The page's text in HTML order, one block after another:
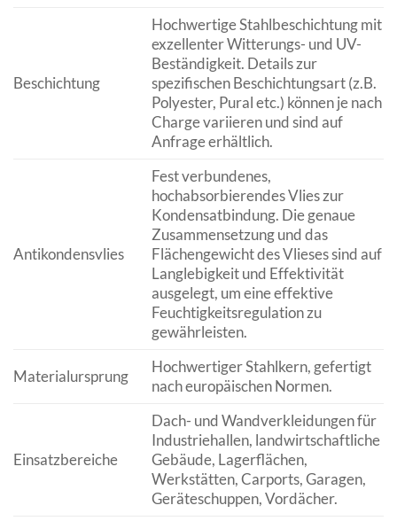
Beschichtung
Hochwertige Stahlbeschichtung mit
exzellenter Witterungs- und UV-
Beständigkeit. Details zur
spezifischen Beschichtungsart (z.B.
Polyester, Pural etc.) können je nach
Charge variieren und sind auf
Anfrage erhältlich.
Antikondensvlies
Fest verbundenes,
hochabsorbierendes Vlies zur
Kondensatbindung. Die genaue
Zusammensetzung und das
Flächengewicht des Vlieses sind auf
Langlebigkeit und Effektivität
ausgelegt, um eine effektive
Feuchtigkeitsregulation zu
gewährleisten.
Materialursprung
Hochwertiger Stahlkern, gefertigt
nach europäischen Normen.
Einsatzbereiche
Dach- und Wandverkleidungen für
Industriehallen, landwirtschaftliche
Gebäude, Lagerflächen,
Werkstätten, Carports, Garagen,
Geräteschuppen, Vordächer.